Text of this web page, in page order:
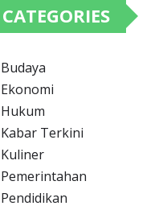
CATEGORIES
Budaya
Ekonomi
Hukum
Kabar Terkini
Kuliner
Pemerintahan
Pendidikan